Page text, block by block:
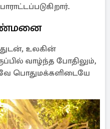
உலகின்
வாழ்ந்த போதிலும்,
பொதுமக்களிடையே